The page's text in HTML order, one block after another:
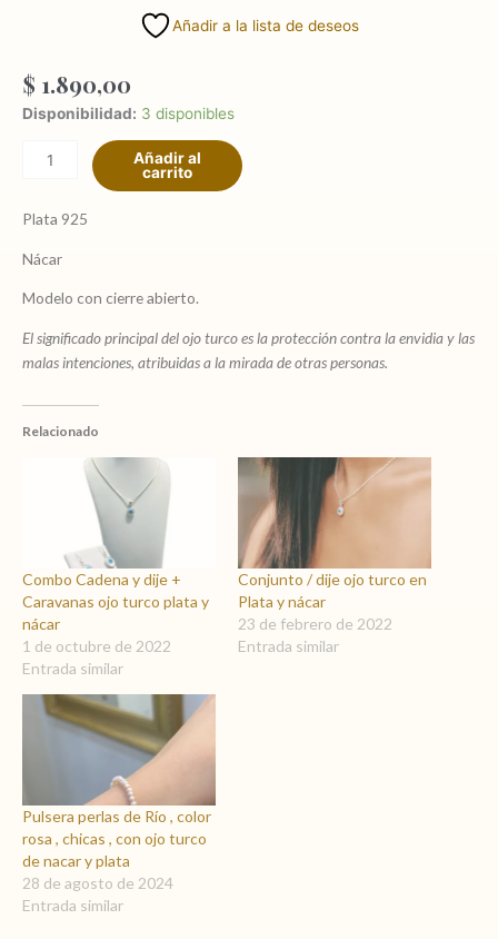
Añadir a la lista de deseos
$ 1.890,00
Disponibilidad: 3 disponibles
Caravanas
plata
nácar
ojo
cantidad
Añadir al
carrito
Plata 925
Nácar
Modelo con cierre abierto.
El significado principal del ojo turco es la protección contra la envidia y las
malas intenciones, atribuidas a la mirada de otras personas.
Relacionado
Combo Cadena y dije +
Caravanas ojo turco plata y
nácar
1 de octubre de 2022
Entrada similar
Conjunto / dije ojo turco en
Plata y nácar
23 de febrero de 2022
Entrada similar
Pulsera perlas de Río , color
rosa , chicas , con ojo turco
de nacar y plata
28 de agosto de 2024
Entrada similar